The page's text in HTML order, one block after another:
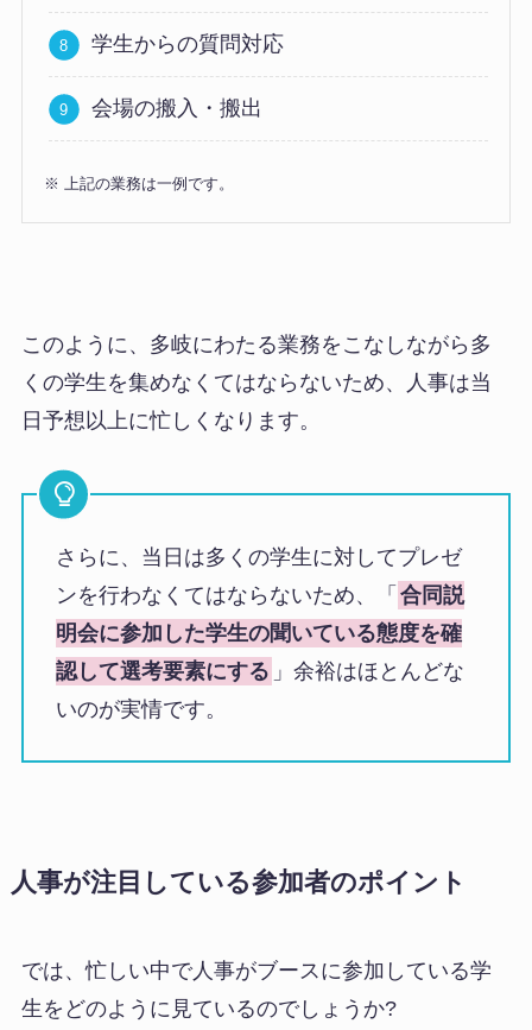
学生からの質問対応
会場の搬入・搬出
※ 上記の業務は一例です。
このように、多岐にわたる業務をこなしながら多
くの学生を集めなくてはならないため、人事は当
日予想以上に忙しくなります。
さらに、当日は多くの学生に対してプレゼ
ンを行わなくてはならないため、「 合同説
明会に参加した学生の聞いている態度を確
認して選考要素にする 」余裕はほとんどな
いのが実情です。
人事が注目している参加者のポイント
では、忙しい中で人事がブースに参加している学
生をどのように見ているのでしょうか?